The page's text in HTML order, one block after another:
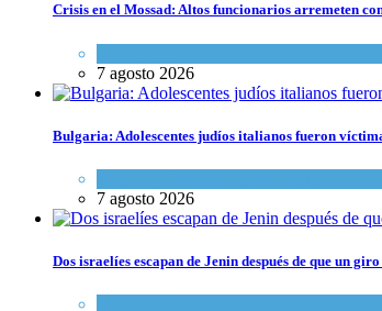
Crisis en el Mossad: Altos funcionarios arremeten
7 agosto 2026
Bulgaria: Adolescentes judíos italianos fueron
7 agosto 2026
Dos israelíes escapan de Jenin después de que un